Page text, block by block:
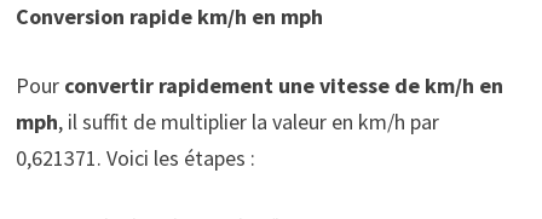
Conversion rapide km/h en mph
Pour convertir rapidement une vitesse de km/h en
mph, il suffit de multiplier la valeur en km/h par
0,621371. Voici les étapes :